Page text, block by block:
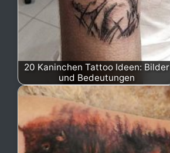
20 Kaninchen Tattoo Ideen: Bilder
und Bedeutungen